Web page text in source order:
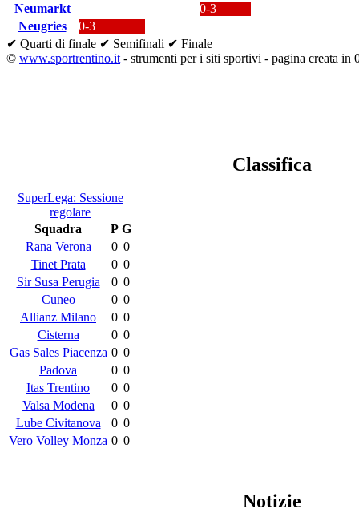
Neumarkt
0-3
Neugries
0-3
✔ Quarti di finale ✔ Semifinali ✔ Finale
© www.sportrentino.it - strumenti per i siti sportivi - pagina creata in
Classifica
SuperLega: Sessione
regolare
Squadra
P G
Rana Verona
0 0
Tinet Prata
0 0
Sir Susa Perugia
0 0
Cuneo
0 0
Allianz Milano
0 0
Cisterna
0 0
Gas Sales Piacenza 0 0
Padova
0 0
Itas Trentino
0 0
Valsa Modena
0 0
Lube Civitanova
0 0
Vero Volley Monza 0 0
Notizie